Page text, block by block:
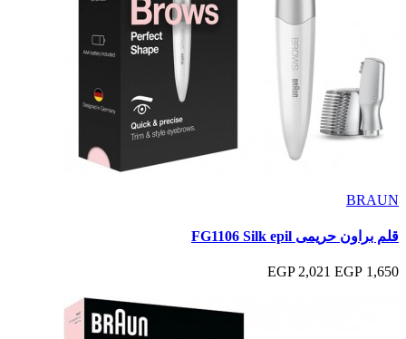
BRAUN
قلم براون حريمى FG1106 Silk epil
1,650 EGP
2,021 EGP